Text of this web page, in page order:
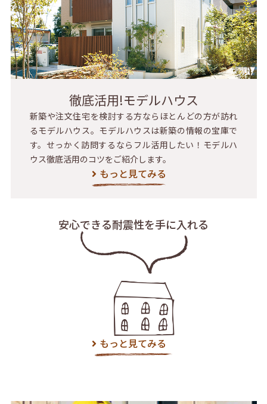
徹底活用!モデルハウス
新築や注文住宅を検討する方ならほとんどの方が訪れ
るモデルハウス。モデルハウスは新築の情報の宝庫で
す。せっかく訪問するならフル活用したい！モデルハ
ウス徹底活用のコツをご紹介します。
もっと見てみる
安心できる耐震性を手に入れる
もっと見てみる